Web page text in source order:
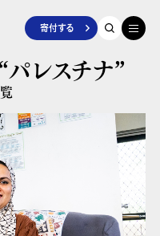
寄付する
パレスチナ”